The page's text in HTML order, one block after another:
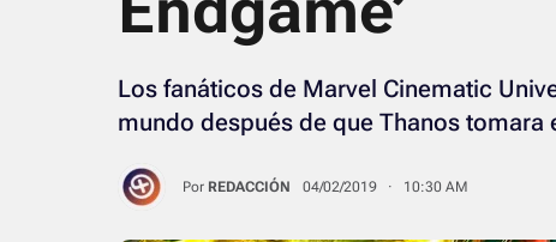
Los fanáticos de Marvel Cinematic
mundo después de que Thanos
Por REDACCIÓN 04/02/2019 · 10:30 AM